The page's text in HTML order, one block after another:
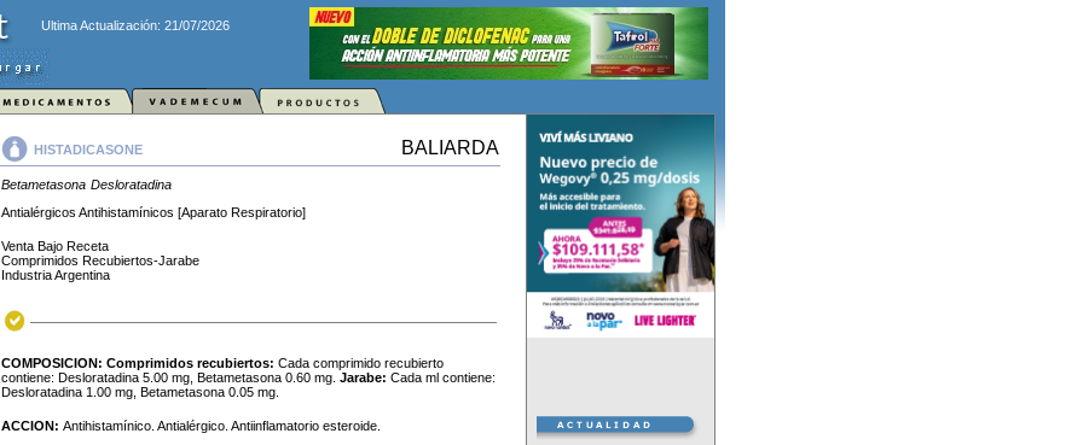
Ultima Actualización: 21/07/2026
HISTADICASONE BALIARDA
Betametasona Desloratadina
Antialérgicos Antihistamínicos [Aparato Respiratorio]
Venta Bajo Receta
Comprimidos Recubiertos-Jarabe
Industria Argentina
COMPOSICION: Comprimidos recubiertos: Cada comprimido recubierto
contiene: Desloratadina 5.00 mg, Betametasona 0.60 mg. Jarabe: Cada ml contiene:
Desloratadina 1.00 mg, Betametasona 0.05 mg.
ACCION: Antihistamínico. Antialérgico. Antiinflamatorio esteroide.